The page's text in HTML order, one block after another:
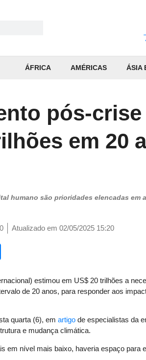
ÁFRICA AMÉRICAS ÁSIA
pós-crise
em 20
humano são prioridades elencadas
Atualizado em 02/05/2025 15:20
estimou em US$ 20 trilhões a
de 20 anos, para responder aos
quarta (6), em artigo de especialistas da
e mudança climática.
em nível mais baixo, haveria espaço para